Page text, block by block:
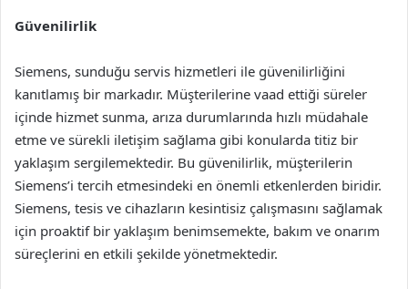
Güvenilirlik
Siemens, sunduğu servis hizmetleri ile güvenilirliğini
kanıtlamış bir markadır. Müşterilerine vaad ettiği süreler
içinde hizmet sunma, arıza durumlarında hızlı müdahale
etme ve sürekli iletişim sağlama gibi konularda titiz bir
yaklaşım sergilemektedir. Bu güvenilirlik, müşterilerin
Siemens’i tercih etmesindeki en önemli etkenlerden biridir.
Siemens, tesis ve cihazların kesintisiz çalışmasını sağlamak
için proaktif bir yaklaşım benimsemekte, bakım ve onarım
süreçlerini en etkili şekilde yönetmektedir.